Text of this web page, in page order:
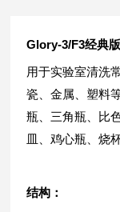
Glory-3/F3经典
用于实验室清洗
瓷、金属、塑料
瓶、三角瓶、比
皿、鸡心瓶、烧
结构：